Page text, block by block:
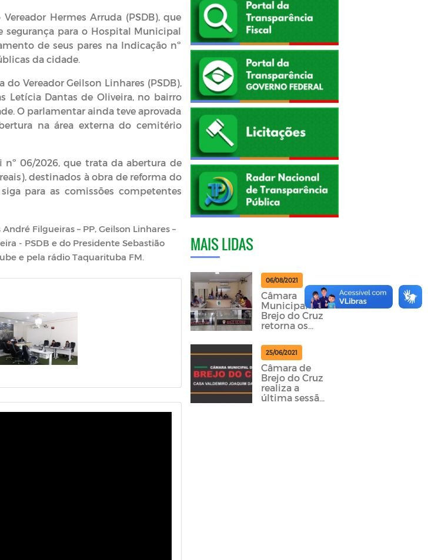
Hermes Arruda (PSDB), que
para o Hospital Municipal
de seus pares na Indicação nº
da cidade.
Vereador Geilson Linhares (PSDB),
Letícia Dantas de Oliveira, no bairro
O parlamentar ainda teve aprovada
na área externa do cemitério
06/2026, que trata da abertura de
destinados à obra de reforma do
para as comissões competentes
Filgueiras – PP, Geilson Linhares –
- PSDB e do Presidente Sebastião
e pela rádio Taquarituba FM.
MAIS LIDAS
06/08/2021
Câmara
Municipal de
Brejo do Cruz
retorna os
legislativos.
25/06/2021
Câmara de
Brejo do Cruz
realiza a
última sessão